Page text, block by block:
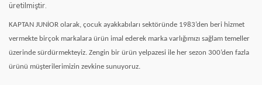
üretilmiştir.
KAPTAN JUNİOR olarak, çocuk ayakkabıları sektöründe 1983’den beri hizmet
vermekte birçok markalara ürün imal ederek marka varlığımızı sağlam temeller
üzerinde sürdürmekteyiz. Zengin bir ürün yelpazesi ile her sezon 300’den fazla
ürünü müşterilerimizin zevkine sunuyoruz.